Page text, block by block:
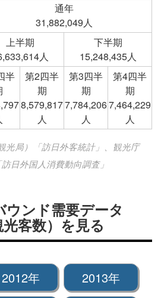
通年
31,882,049人
上半期
人
下半期
15,248,435人
半
第2四半
期
8,579,817
人
第3四半
期
7,784,206
人
第4四半
期
7,464,229
人
光局）「訪日外客統計」、観光庁
日外国人消費動向調査」
ンド需要データ
光客数）を見る
2012年
2013年